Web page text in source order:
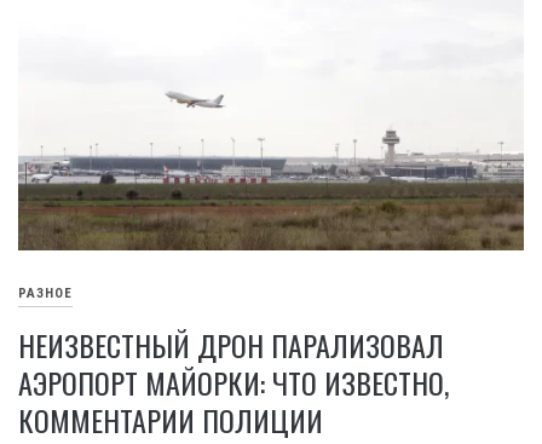
РАЗНОЕ
НЕИЗВЕСТНЫЙ ДРОН ПАРАЛИЗОВАЛ
АЭРОПОРТ МАЙОРКИ: ЧТО ИЗВЕСТНО,
КОММЕНТАРИИ ПОЛИЦИИ